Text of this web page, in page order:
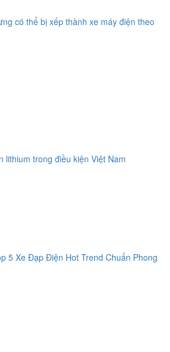
có thể bị xếp thành xe máy điện theo
lithium trong điều kiện Việt Nam
5 Xe Đạp Điện Hot Trend Chuẩn Phong